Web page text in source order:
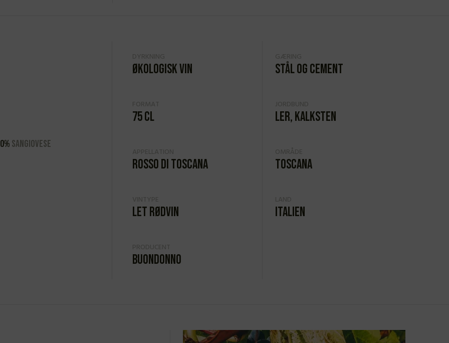
Sangiovese
Økologisk vin Stål og cement
75 cl Ler, kalksten
Rosso di Toscana Toscana
Let rødvin Italien
Buondonno